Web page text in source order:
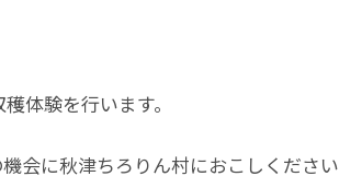
体験を行います。
会に秋津ちろりん村におこしくださ